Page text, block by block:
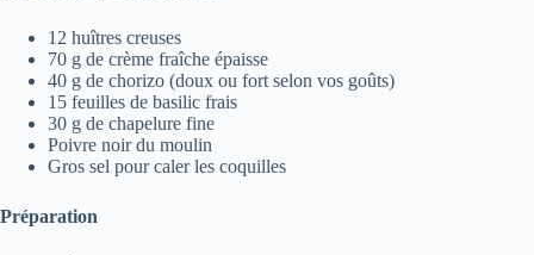
12 huîtres creuses
70 g de crème fraîche épaisse
40 g de chorizo (doux ou fort selon vos goûts)
15 feuilles de basilic frais
30 g de chapelure fine
Poivre noir du moulin
Gros sel pour caler les coquilles
Préparation